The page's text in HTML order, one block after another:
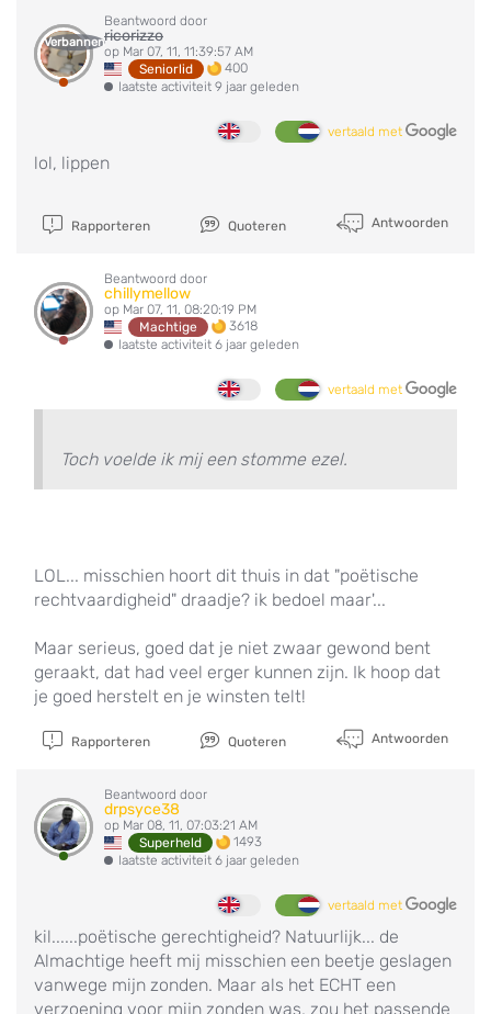
Verbannen
Beantwoord door
ricorizzo
op Mar 07, 11, 11:39:57 AM
Seniorlid
400
laatste activiteit 9 jaar geleden
vertaald met
lol, lippen
Rapporteren Quoteren Antwoorden
Beantwoord door
chillymellow
op Mar 07, 11, 08:20:19 PM
Machtige
3618
laatste activiteit 6 jaar geleden
vertaald met
Toch voelde ik mij een stomme ezel.
LOL... misschien hoort dit thuis in dat "poëtische
rechtvaardigheid" draadje? ik bedoel maar'...
Maar serieus, goed dat je niet zwaar gewond bent
geraakt, dat had veel erger kunnen zijn. Ik hoop dat
je goed herstelt en je winsten telt!
Rapporteren Quoteren Antwoorden
Beantwoord door
drpsyce38
op Mar 08, 11, 07:03:21 AM
Superheld
1493
laatste activiteit 6 jaar geleden
vertaald met
kil......poëtische gerechtigheid? Natuurlijk... de
Almachtige heeft mij misschien een beetje geslagen
vanwege mijn zonden. Maar als het ECHT een
verzoening voor mijn zonden was, zou het passende